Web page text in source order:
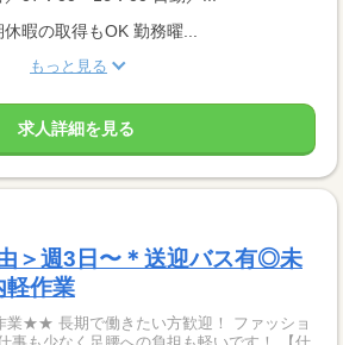
暇の取得もOK 勤務曜...
もっと見る
求人詳細を見る
＞週3日〜＊送迎バス有◎未
軽作業
★★ 長期で働きたい方歓迎！ ファッショ